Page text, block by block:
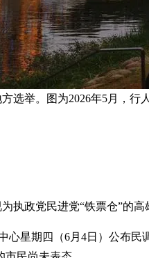
选举。图为2026年5月，行
执政党民进党“铁票仓”的
心星期四（6月4日）公布